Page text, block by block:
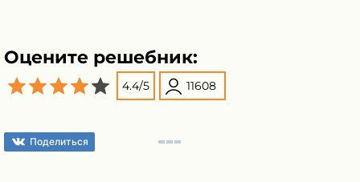
Оцените решебник:
4.4/5 11608
Поделиться